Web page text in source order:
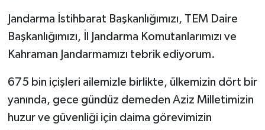
Jandarma İstihbarat Başkanlığımızı, TEM Daire
Başkanlığımızı, İl Jandarma Komutanlarımızı ve
Kahraman Jandarmamızı tebrik ediyorum.
675 bin içişleri ailemizle birlikte, ülkemizin dört bir
yanında, gece gündüz demeden Aziz Milletimizin
huzur ve güvenliği için daima görevimizin